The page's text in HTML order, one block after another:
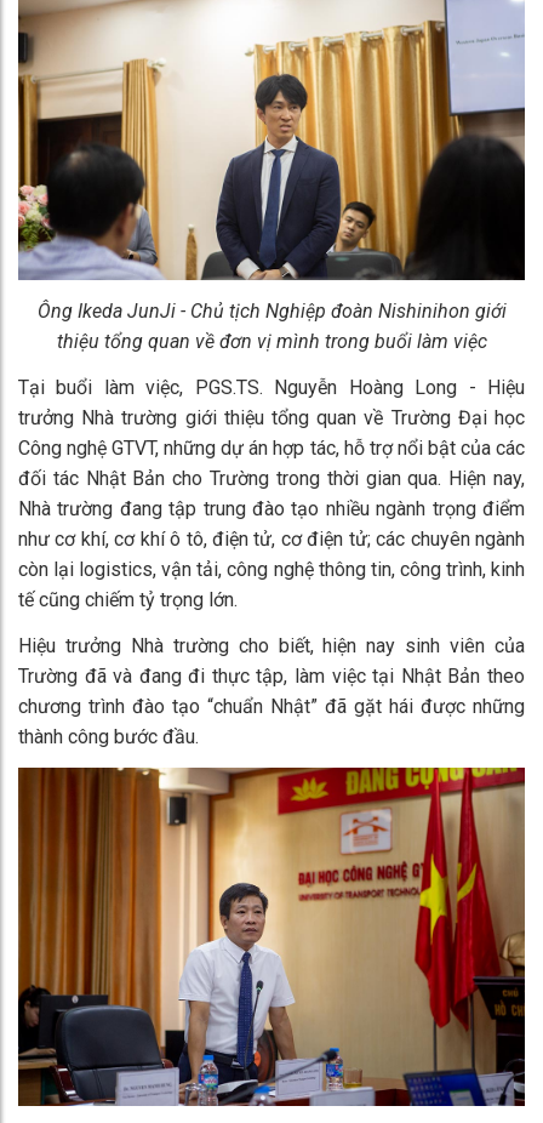
Ông Ikeda JunJi - Chủ tịch Nghiệp đoàn Nishinihon giới
thiệu tổng quan về đơn vị mình trong buổi làm việc
Tại buổi làm việc, PGS.TS. Nguyễn Hoàng Long - Hiệu
trưởng Nhà trường giới thiệu tổng quan về Trường Đại học
Công nghệ GTVT, những dự án hợp tác, hỗ trợ nổi bật của các
đối tác Nhật Bản cho Trường trong thời gian qua. Hiện nay,
Nhà trường đang tập trung đào tạo nhiều ngành trọng điểm
như cơ khí, cơ khí ô tô, điện tử, cơ điện tử; các chuyên ngành
còn lại logistics, vận tải, công nghệ thông tin, công trình, kinh
tế cũng chiếm tỷ trọng lớn.
Hiệu trưởng Nhà trường cho biết, hiện nay sinh viên của
Trường đã và đang đi thực tập, làm việc tại Nhật Bản theo
chương trình đào tạo “chuẩn Nhật” đã gặt hái được những
thành công bước đầu.